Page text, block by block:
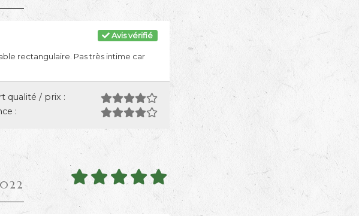
Avis vérifié
rectangulaire. Pas très intime car
qualité / prix :
: